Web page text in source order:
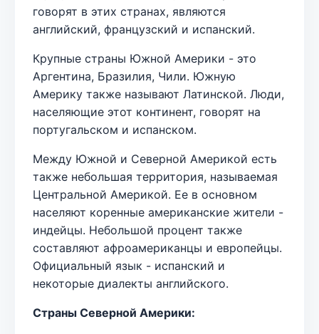
говорят в этих странах, являются
английский, французский и испанский.
Крупные страны Южной Америки - это
Аргентина, Бразилия, Чили. Южную
Америку также называют Латинской. Люди,
населяющие этот континент, говорят на
португальском и испанском.
Между Южной и Северной Америкой есть
также небольшая территория, называемая
Центральной Америкой. Ее в основном
населяют коренные американские жители -
индейцы. Небольшой процент также
составляют афроамериканцы и европейцы.
Официальный язык - испанский и
некоторые диалекты английского.
Страны Северной Америки: